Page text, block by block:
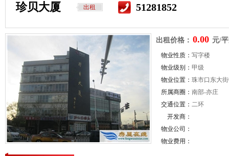
珍贝大厦 出租 51281852
出租价格： 0.00 元/
物业性质： 写字楼
物业级别： 甲级
物业位置： 珠市口东大
所属商圈： 南部-亦庄
交通位置： 二环
开发商：
物业公司：
物业费用：